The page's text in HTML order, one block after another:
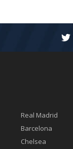
Real Madrid
Barcelona
Chelsea